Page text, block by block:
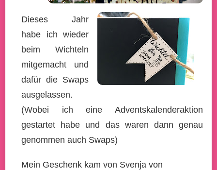
Dieses Jahr
habe ich wieder
beim Wichteln
mitgemacht und
dafür die Swaps
ausgelassen.
(Wobei ich eine Adventskalenderaktion
gestartet habe und das waren dann genau
genommen auch Swaps)
Mein Geschenk kam von Svenja von